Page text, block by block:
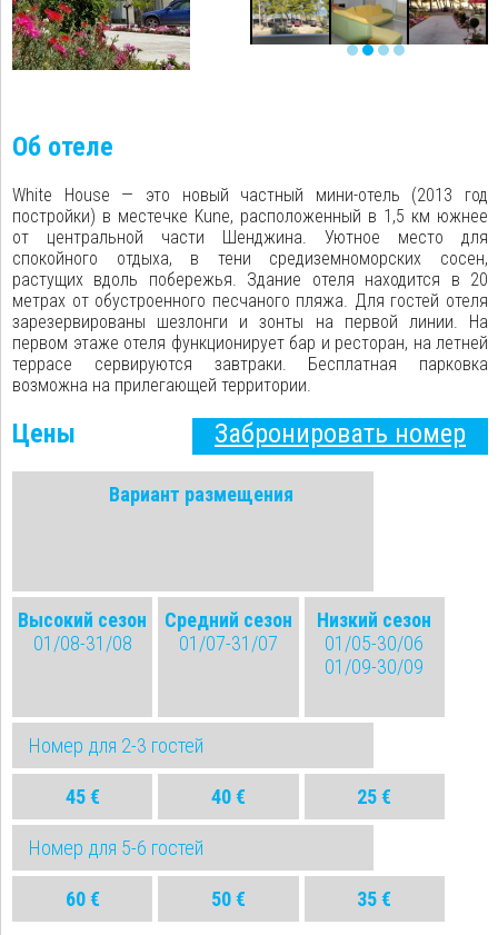
Об отеле
White House — это новый частный мини-отель (2013 год
постройки) в местечке Kune, расположенный в 1,5 км южнее
от центральной части Шенджина. Уютное место для
спокойного отдыха, в тени средиземноморских сосен,
растущих вдоль побережья. Здание отеля находится в 20
метрах от обустроенного песчаного пляжа. Для гостей отеля
зарезервированы шезлонги и зонты на первой линии. На
первом этаже отеля функционирует бар и ресторан, на летней
террасе сервируются завтраки. Бесплатная парковка
возможна на прилегающей территории.
Цены Забронировать номер
Вариант размещения
Высокий сезон
01/08-31/08
Средний сезон
01/07-31/07
Низкий сезон
01/05-30/06
01/09-30/09
Номер для 2-3 гостей
45 € 40 € 25 €
Номер для 5-6 гостей
60 € 50 € 35 €